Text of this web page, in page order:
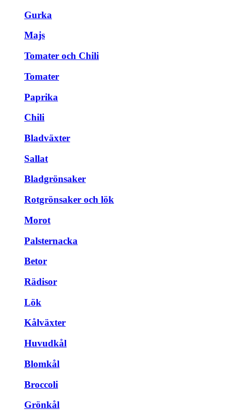
Gurka
Majs
Tomater och Chili
Tomater
Paprika
Chili
Bladväxter
Sallat
Bladgrönsaker
Rotgrönsaker och lök
Morot
Palsternacka
Betor
Rädisor
Lök
Kålväxter
Huvudkål
Blomkål
Broccoli
Grönkål